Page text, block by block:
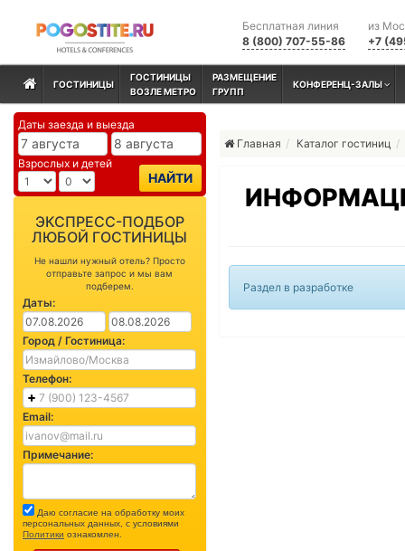
из
+7
Бесплатная линия
8 (800) 707-55-86
ГОСТИНИЦЫ
ГОСТИНИЦЫ
ВОЗЛЕ МЕТРО
РАЗМЕЩЕНИЕ
ГРУПП
КОНФЕРЕНЦ-ЗАЛЫ
Даты заезда и выезда
Взрослых и детей
НАЙТИ
ЭКСПРЕСС-ПОДБОР
ЛЮБОЙ ГОСТИНИЦЫ
Не нашли нужный отель? Просто
отправьте запрос и мы вам
подберем.
Даты:
Город / Гостиница:
Телефон:
Email:
Примечание:
Даю согласие на обработку моих
персональных данных, с условиями
Политики ознакомлен.
Главная Каталог гостиниц
Раздел в разработке